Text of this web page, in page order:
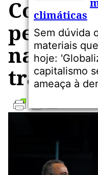
climáticas
Sem dúvida
materiais
hoje:
capitalismo
ameaça à